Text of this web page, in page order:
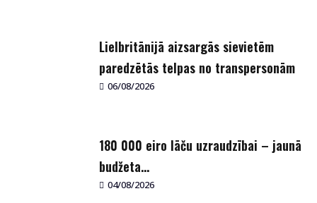
Lielbritānijā aizsargās sievietēm
paredzētās telpas no transpersonām
06/08/2026
180 000 eiro lāču uzraudzībai – jaunā
budžeta...
04/08/2026